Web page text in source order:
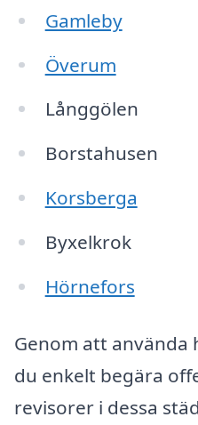
Gamleby
Överum
Långgölen
Borstahusen
Korsberga
Byxelkrok
Hörnefors
Genom att använda
du enkelt begära
revisorer i dessa